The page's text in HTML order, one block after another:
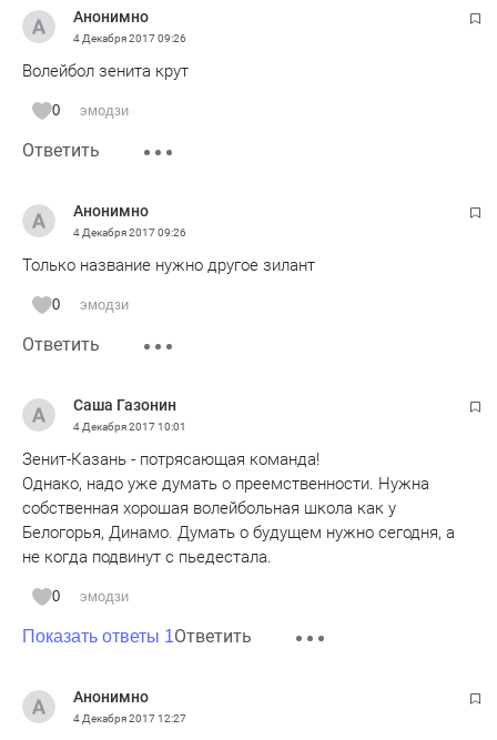
Анонимно
4 Декабря 201709:26
Волейбол зенита крут
0 эмодзи
Ответить
Анонимно
4 Декабря 201709:26
Только название нужно другое зилант
0 эмодзи
Ответить
Саша Газонин
4 Декабря 201710:01
Зенит-Казань - потрясающая команда!
Однако, надо уже думать о преемственности. Нужна
собственная хорошая волейбольная школа как у
Белогорья, Динамо. Думать о будущем нужно сегодня, а
не когда подвинут с пьедестала.
0 эмодзи
Показать ответы 1Ответить
Анонимно
4 Декабря 201712:27